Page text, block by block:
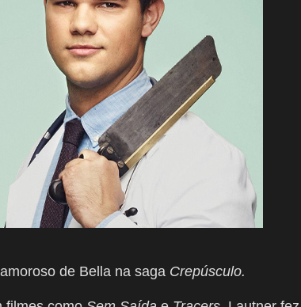
de Bella na saga Crepúsculo.